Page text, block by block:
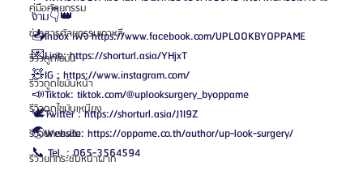
คู่มือศัลยกรรม
ข่าวสารศัลยกรรมเกาหลี
รีวิวดูดไขมัน
รีวิวดูดไขมันหน้า
รีวิวดูดไขมันเหนียง
รีวิวยกกระชับ
รีวิวยกกระชับหน้าผาก
งาม👇👑
📥Inbox เพจ https://www.facebook.com/UPLOOKBYOPPAME
💌Line: https://shorturl.asia/YHjxT
🧸IG : https://www.instagram.com/
📣Tiktok: tiktok.com/@uplooksurgery_byoppame
🕊️Twitter : https://shorturl.asia/J1I9Z
🌏Website: https://oppame.co.th/author/up-look-surgery/
📞 Tel. : 065-3564594